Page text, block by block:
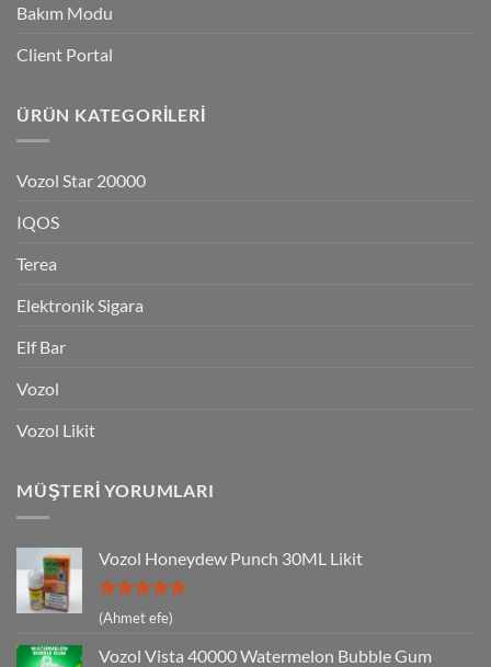
Bakım Modu
Client Portal
ÜRÜN KATEGORILERI
Vozol Star 20000
IQOS
Terea
Elektronik Sigara
Elf Bar
Vozol
Vozol Likit
MÜŞTERI YORUMLARI
Vozol Honeydew Punch 30ML Likit
5 üzerinden
5
(Ahmet efe)
Vozol Vista 40000 Watermelon Bubble Gum